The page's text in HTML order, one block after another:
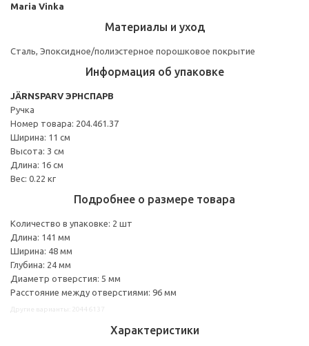
Maria Vinka
Материалы и уход
Сталь, Эпоксидное/полиэстерное порошковое покрытие
Информация об упаковке
JÄRNSPARV ЭРНСПАРВ
Ручка
Номер товара: 204.461.37
Ширина: 11 см
Высота: 3 см
Длина: 16 см
Вес: 0.22 кг
Подробнее о размере товара
Количество в упаковке: 2 шт
Длина: 141 мм
Ширина: 48 мм
Глубина: 24 мм
Диаметр отверстия: 5 мм
Расстояние между отверстиями: 96 мм
Характеристики